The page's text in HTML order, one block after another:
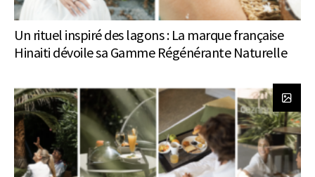
Un rituel inspiré des lagons : La marque française
Hinaiti dévoile sa Gamme Régénérante Naturelle